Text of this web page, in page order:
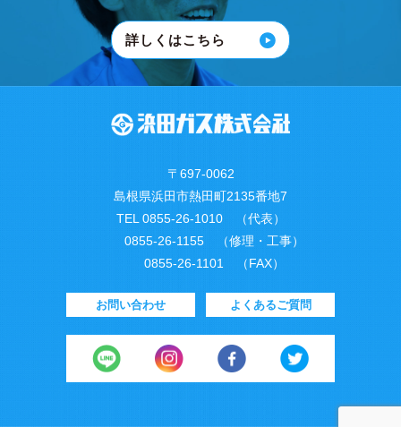
詳しくはこちら
〒697-0062
島根県浜田市熱田町2135番地7
TEL 0855-26-1010 （代表）
0855-26-1155 （修理・工事）
0855-26-1101 （FAX）
お問い合わせ よくあるご質問